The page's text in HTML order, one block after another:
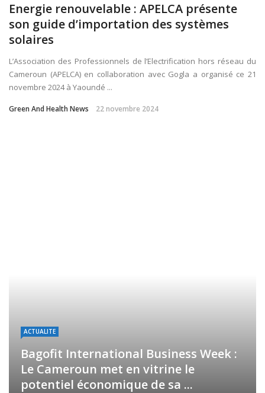
Energie renouvelable : APELCA présente
son guide d’importation des systèmes
solaires
L’Association des Professionnels de l’Electrification hors réseau du
Cameroun (APELCA) en collaboration avec Gogla a organisé ce 21
novembre 2024 à Yaoundé ...
Green And Health News 22 novembre 2024
ACTUALITE
Bagofit International Business Week :
Le Cameroun met en vitrine le
potentiel économique de sa ...